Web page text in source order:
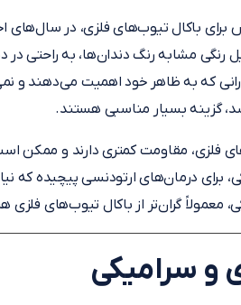
باکال تیوب‌های فلزی، در سال‌های
مشابه رنگ دندان‌ها، به راحتی
که به ظاهر خود اهمیت می‌دهند و
گزینه بسیار مناسبی هستند.
فلزی، مقاومت کمتری دارند و ممکن است
برای درمان‌های ارتودنسی پیچیده که
گران‌تر از باکال تیوب‌های فلزی
و سرامیکی